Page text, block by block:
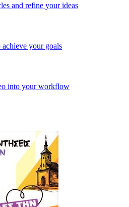
and refine your ideas
your goals
into your workflow